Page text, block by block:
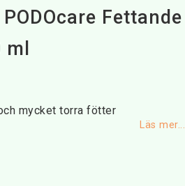
Fettande
mycket torra fötter
Läs mer...